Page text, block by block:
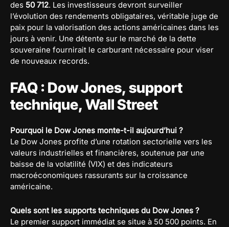
des 50 712. Les investisseurs devront surveiller
l’évolution des rendements obligataires, véritable juge de
paix pour la valorisation des actions américaines dans les
jours à venir. Une détente sur le marché de la dette
souveraine fournirait le carburant nécessaire pour viser
de nouveaux records.
FAQ : Dow Jones, support
technique, Wall Street
Pourquoi le Dow Jones monte-t-il aujourd’hui ?
Le Dow Jones profite d’une rotation sectorielle vers les
valeurs industrielles et financières, soutenue par une
baisse de la volatilité (VIX) et des indicateurs
macroéconomiques rassurants sur la croissance
américaine.
Quels sont les supports techniques du Dow Jones ?
Le premier support immédiat se situe à 50 500 points. En